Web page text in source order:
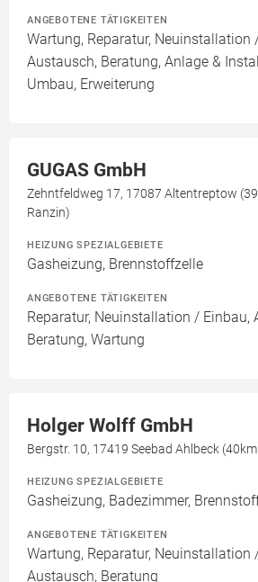
ANGEBOTENE TÄTIGKEITEN
Wartung, Reparatur, Neuinstallation
Austausch, Beratung, Anlage &
Umbau, Erweiterung
GUGAS GmbH
Zehntfeldweg 17, 17087 Altentreptow
Ranzin)
HEIZUNG SPEZIALGEBIETE
Gasheizung, Brennstoffzelle
ANGEBOTENE TÄTIGKEITEN
Reparatur, Neuinstallation / Einbau,
Beratung, Wartung
Holger Wolff GmbH
Bergstr. 10, 17419 Seebad Ahlbeck
HEIZUNG SPEZIALGEBIETE
Gasheizung, Badezimmer,
ANGEBOTENE TÄTIGKEITEN
Wartung, Reparatur, Neuinstallation
Austausch, Beratung